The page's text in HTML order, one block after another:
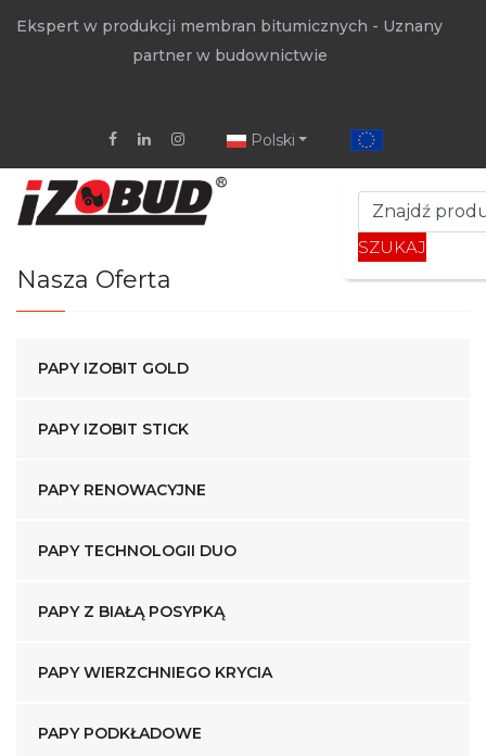
Ekspert w produkcji membran bitumicznych - Uznany
partner w budownictwie
Polski
Nasza Oferta
PAPY IZOBIT GOLD
PAPY IZOBIT STICK
PAPY RENOWACYJNE
PAPY TECHNOLOGII DUO
PAPY Z BIAŁĄ POSYPKĄ
PAPY WIERZCHNIEGO KRYCIA
PAPY PODKŁADOWE
SZUKAJ